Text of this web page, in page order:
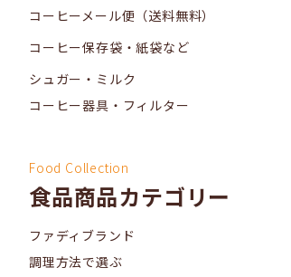
コーヒーメール便（送料無料）
コーヒー保存袋・紙袋など
シュガー・ミルク
コーヒー器具・フィルター
Food Collection
食品商品カテゴリー
ファディブランド
調理方法で選ぶ